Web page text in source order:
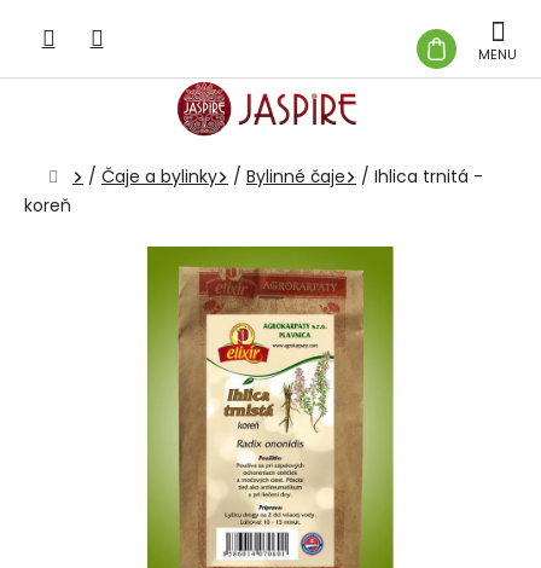
obsah
KOŠÍK
Domov
/ Čaje a bylinky / Bylinné čaje / Ihlica trnitá -
koreň